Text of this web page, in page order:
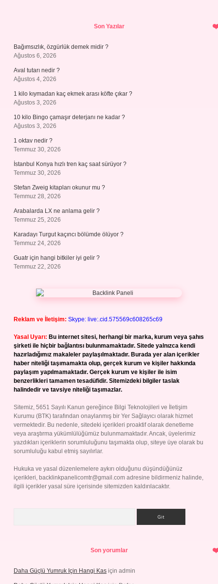
Son Yazılar
Bağımsızlık, özgürlük demek midir ?
Ağustos 6, 2026
Aval tutarı nedir ?
Ağustos 4, 2026
1 kilo kıymadan kaç ekmek arası köfte çıkar ?
Ağustos 3, 2026
10 kilo Bingo çamaşır deterjanı ne kadar ?
Ağustos 3, 2026
1 oktav nedir ?
Temmuz 30, 2026
İstanbul Konya hızlı tren kaç saat sürüyor ?
Temmuz 30, 2026
Stefan Zweig kitapları okunur mu ?
Temmuz 28, 2026
Arabalarda LX ne anlama gelir ?
Temmuz 25, 2026
Karadayı Turgut kaçıncı bölümde ölüyor ?
Temmuz 24, 2026
Guatr için hangi bitkiler iyi gelir ?
Temmuz 22, 2026
Reklam ve İletişim: Skype: live:.cid.575569c608265c69
Yasal Uyarı: Bu internet sitesi, herhangi bir marka, kurum veya şahıs
şirketi ile hiçbir bağlantısı bulunmamaktadır. Sitede yalnızca kendi
hazırladığımız makaleler paylaşılmaktadır. Burada yer alan içerikler
haber niteliği taşımamakta olup, gerçek kurum ve kişiler hakkında
paylaşım yapılmamaktadır. Gerçek kurum ve kişiler ile isim
benzerlikleri tamamen tesadüfidir. Sitemizdeki bilgiler taslak
halindedir ve tavsiye niteliği taşımazlar.
Sitemiz, 5651 Sayılı Kanun gereğince Bilgi Teknolojileri ve İletişim
Kurumu (BTK) tarafından onaylanmış bir Yer Sağlayıcı olarak hizmet
vermektedir. Bu nedenle, sitedeki içerikleri proaktif olarak denetleme
veya araştırma yükümlülüğümüz bulunmamaktadır. Ancak, üyelerimiz
yazdıkları içeriklerin sorumluluğunu taşımakta olup, siteye üye olarak bu
sorumluluğu kabul etmiş sayılırlar.
Hukuka ve yasal düzenlemelere aykırı olduğunu düşündüğünüz
içerikleri, backlinkpanelicomtr@gmail.com adresine bildirmeniz halinde,
ilgili içerikler yasal süre içerisinde sitemizden kaldırılacaktır.
Son yorumlar
Daha Güçlü Yumruk Için Hangi Kas için admin